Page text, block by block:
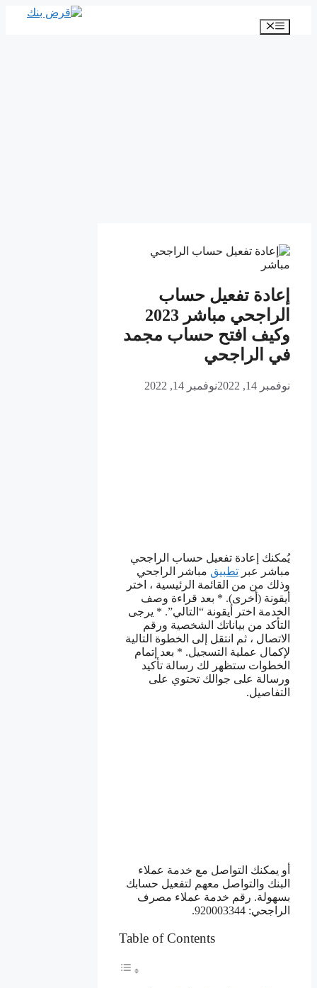
المحتوى
القائمة
إعادة تفعيل حساب
الراجحي مباشر 2023
وكيف افتح حساب مجمد
في الراجحي
نوفمبر 14, 2022 نوفمبر 14, 2022
يُمكنك إعادة تفعيل حساب الراجحي
مباشر عبر تطبيق مباشر الراجحي
وذلك من من القائمة الرئيسية ، اختر
أيقونة (أخرى). * بعد قراءة وصف
الخدمة اختر أيقونة “التالي”. * يرجى
التأكد من بياناتك الشخصية ورقم
الاتصال ، ثم انتقل إلى الخطوة التالية
لإكمال عملية التسجيل. * بعد إتمام
الخطوات ستظهر لك رسالة تأكيد
ورسالة على جوالك تحتوي على
التفاصيل.
أو يمكنك التواصل مع خدمة عملاء
البنك والتواصل معهم لتفعيل حسابك
بسهولة. رقم خدمة عملاء مصرف
الراجحي: 920003344.
Table of Contents